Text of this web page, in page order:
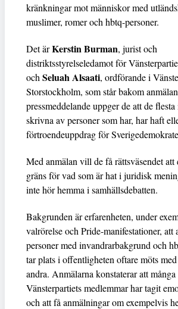
kränkningar mot människor med
muslimer, romer och hbtq-personer.
Det ärKerstin Burman, jurist och
distriktsstyrelseledamot för
och Seluah Alsaati, ordförande i
Storstockholm, som står bakom
pressmeddelande uppger de att de
skrivna av personer som har, har haft
förtroendeuppdrag för
Med anmälan vill de få rättsväsendet
gräns för vad som är hat i juridisk
inte hör hemma i samhällsdebatten.
Bakgrunden är erfarenheten, under
valrörelse och Pride-manifestationer, att
personer med invandrarbakgrund och
tar plats i offentligheten oftare möts
andra. Anmälarna konstaterar att många
Vänsterpartiets medlemmar har tagit
och att få anmälningar om exempelvis